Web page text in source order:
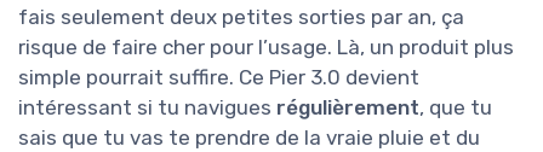
fais seulement deux petites sorties par an, ça
risque de faire cher pour l’usage. Là, un produit plus
simple pourrait suffire. Ce Pier 3.0 devient
intéressant si tu navigues régulièrement, que tu
sais que tu vas te prendre de la vraie pluie et du